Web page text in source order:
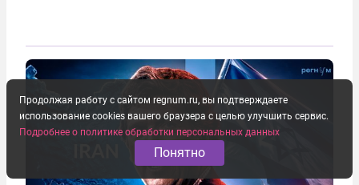
Продолжая работу с сайтом regnum.ru, вы подтверждаете
использование cookies вашего браузера с целью улучшить сервис.
Подробнее о политике обработки персональных данных
Понятно